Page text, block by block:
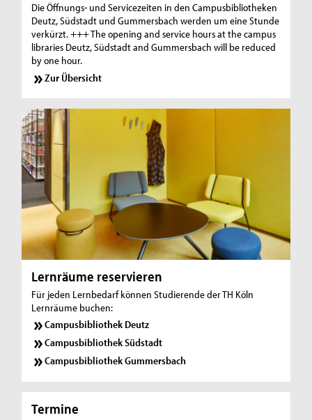
Die Öffnungs- und Servicezeiten in den Campusbibliotheken
Deutz, Südstadt und Gummersbach werden um eine Stunde
verkürzt. +++ The opening and service hours at the campus
libraries Deutz, Südstadt and Gummersbach will be reduced
by one hour.
Zur Übersicht
Lernräume reservieren
Für jeden Lernbedarf können Studierende der TH Köln
Lernräume buchen:
Campusbibliothek Deutz
Campusbibliothek Südstadt
Campusbibliothek Gummersbach
Termine